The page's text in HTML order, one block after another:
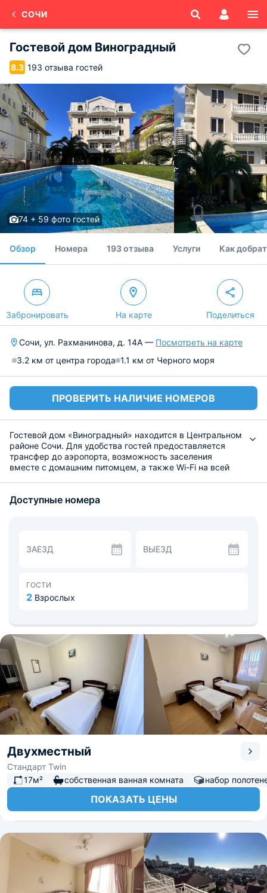
СОЧИ
Гостевой дом Виноградный
8.3 193 отзыва гостей
74 + 59 фото гостей
Обзор Номера 193 отзыва Услуги Как
Забронировать На карте Поделиться
Сочи, ул. Рахманинова, д. 14А — Посмотреть на карте
3.2 км от центра города 1.1 км от Черного моря
ПРОВЕРИТЬ НАЛИЧИЕ НОМЕРОВ
Гостевой дом «Виноградный» находится в Центральном
районе Сочи. Для удобства гостей предоставляется
трансфер до аэропорта, возможность заселения
вместе с домашним питомцем, а также Wi-Fi на всей
категорий, каждый из которых оснащен удобным
Пообедать предлагается в кафе на территории
комплекса. Постояльцы могут заказать сытный
оборудованные пляжи, фитнес-центр, сад, а также
продуктовые и вещевые магазины.
Доступные номера
ЗАЕЗД ВЫЕЗД
ГОСТИ
2 Взрослых
Двухместный
Стандарт Twin
17м²
собственная ванная комната набор
ПОКАЗАТЬ ЦЕНЫ